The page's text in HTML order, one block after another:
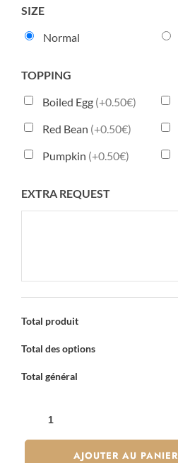
SIZE
Normal
TOPPING
Boiled Egg (+0.50€)
Red Bean (+0.50€)
Pumpkin (+0.50€)
EXTRA REQUEST
Total produit
Total des options
Total général
AJOUTER AU PANIER